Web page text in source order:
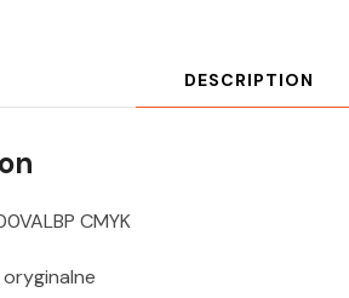
DESCRIPTION
CMYK